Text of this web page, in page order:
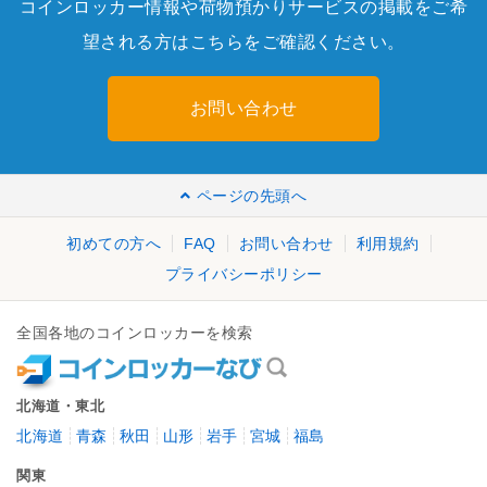
コインロッカー情報や荷物預かりサービスの掲載をご希
望される方はこちらをご確認ください。
お問い合わせ
ページの先頭へ
初めての方へ FAQ お問い合わせ
利用規約
プライバシーポリシー
全国各地のコインロッカーを検索
北海道・東北
北海道 青森 秋田 山形 岩手 宮城 福島
関東